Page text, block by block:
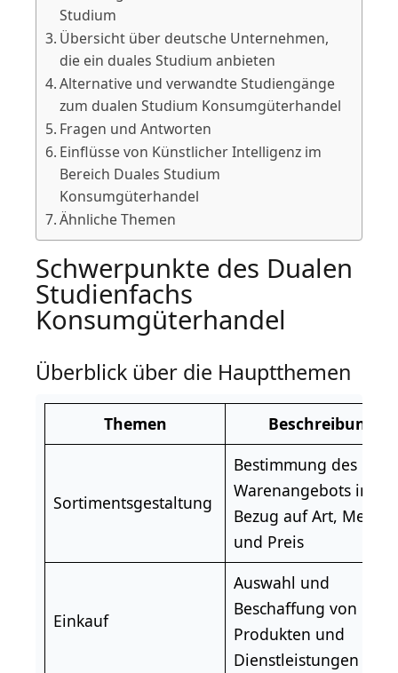
Studium
Übersicht über deutsche Unternehmen,
die ein duales Studium anbieten
Alternative und verwandte Studiengänge
zum dualen Studium Konsumgüterhandel
Fragen und Antworten
Einflüsse von Künstlicher Intelligenz im
Bereich Duales Studium
Konsumgüterhandel
Ähnliche Themen
Schwerpunkte des Dualen
Studienfachs
Konsumgüterhandel
Überblick über die Hauptthemen
Themen Beschreibung
Sortimentsgestaltung
Bestimmung des
Warenangebots in
Bezug auf Art, Menge
und Preis
Einkauf
Auswahl und
Beschaffung von
Produkten und
Dienstleistungen